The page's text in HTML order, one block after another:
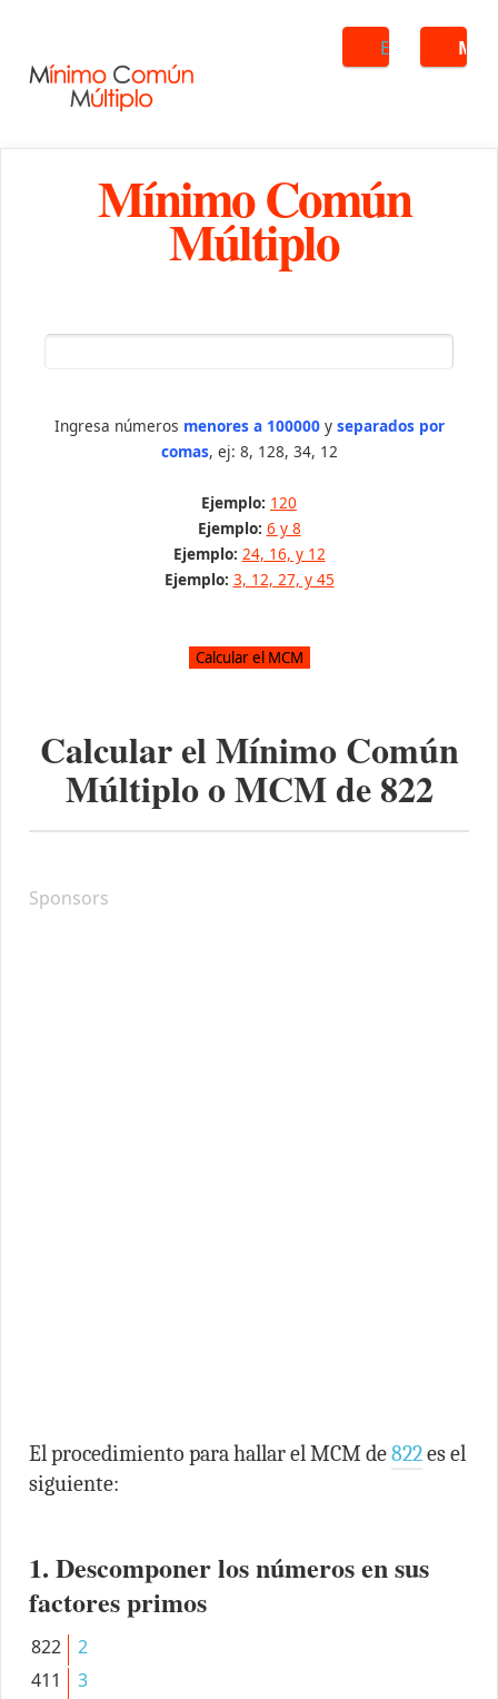
Buscar
Mínimo Común
Múltiplo
Ingresa números menores a 100000y separados por
comas, ej: 8, 128, 34, 12
Ejemplo: 120
Ejemplo: 6 y 8
Ejemplo: 24, 16, y 12
Ejemplo: 3, 12, 27, y 45
Calcular el Mínimo Común
Múltiplo o MCM de822
Sponsors
El procedimiento para hallar el MCM de822es el
siguiente:
1. Descomponer los números en sus
factores primos
822
2
411
3